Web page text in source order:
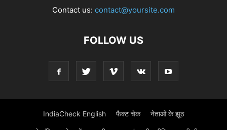
Contact us: contact@yoursite.com
FOLLOW US
IndiaCheck English फैक्ट चेक नेताओं के झूठ